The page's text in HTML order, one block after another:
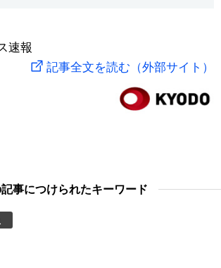
速報
記事全文を読む（外部サイト）
事につけられたキーワード